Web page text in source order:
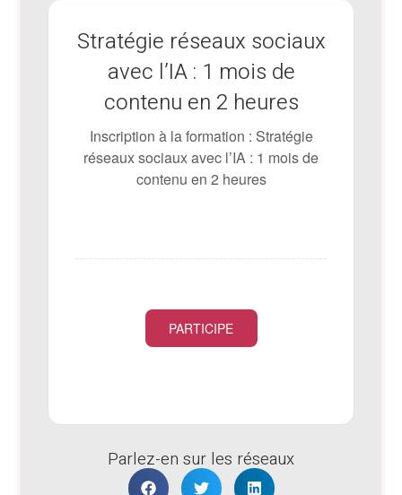
Stratégie réseaux sociaux
avec l’IA : 1 mois de
contenu en 2 heures
Inscription à la formation : Stratégie
réseaux sociaux avec l’IA : 1 mois de
contenu en 2 heures
PARTICIPE
Parlez-en sur les réseaux